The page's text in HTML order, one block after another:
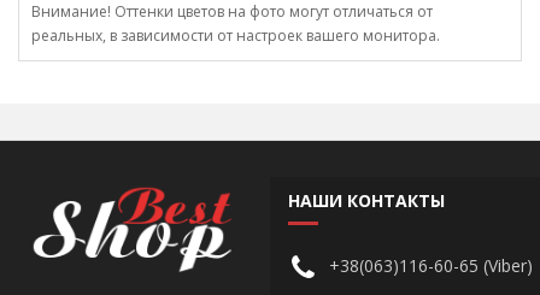
Внимание! Оттенки цветов на фото могут отличаться от
реальных, в зависимости от настроек вашего монитора.
НАШИ КОНТАКТЫ
+38(063)116-60-65 (Viber)